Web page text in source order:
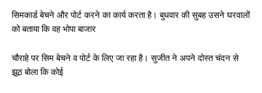
सिमकार्ड बेचने और पोर्ट करने का कार्य करता है। बुधवार की सुबह उसने घरवालों
को बताया कि वह भोपा बाजार
चौराहे पर सिम बेचने व पोर्ट के लिए जा रहा है। सुजीत ने अपने दोस्त चंदन से
झूठ बोला कि कोई